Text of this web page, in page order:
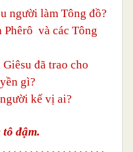
người làm Tông đồ?
Phêrô và các Tông
đã trao cho
gì?
kế vị ai?
đậm.
. . . . . . . . . . . . . . . . . . .